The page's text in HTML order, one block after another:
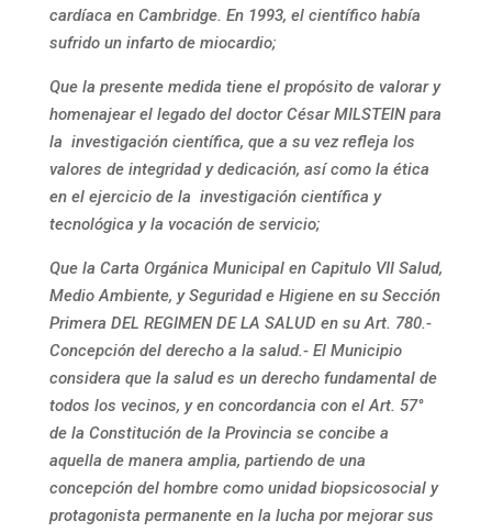
cardíaca en Cambridge. En 1993, el científico había
sufrido un infarto de miocardio;
Que la presente medida tiene el propósito de valorar y
homenajear el legado del doctor César MILSTEIN para
la investigación científica, que a su vez refleja los
valores de integridad y dedicación, así como la ética
en el ejercicio de la investigación científica y
tecnológica y la vocación de servicio;
Que la Carta Orgánica Municipal en Capitulo VII Salud,
Medio Ambiente, y Seguridad e Higiene en su Sección
Primera DEL REGIMEN DE LA SALUD en su Art. 780.-
Concepción del derecho a la salud.- El Municipio
considera que la salud es un derecho fundamental de
todos los vecinos, y en concordancia con el Art. 57°
de la Constitución de la Provincia se concibe a
aquella de manera amplia, partiendo de una
concepción del hombre como unidad biopsicosocial y
protagonista permanente en la lucha por mejorar sus